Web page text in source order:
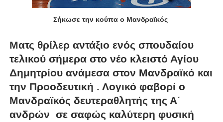
Σήκωσε την κούπα ο Μανδραϊκός
Ματς θρίλερ αντάξιο ενός σπουδαίου
τελικού σήμερα στο νέο κλειστό Αγίου
Δημητρίου ανάμεσα στον Μανδραϊκό και
την Προοδευτική . Λογικό φαβορί ο
Μανδραϊκός δευτεραθλητής της Α΄
ανδρών σε σαφώς καλύτερη φυσική